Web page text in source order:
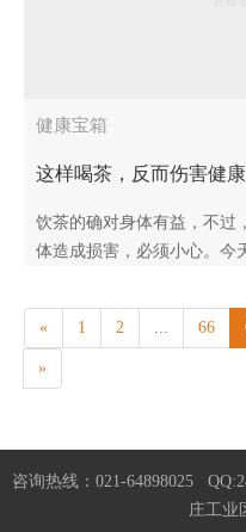
健康宝箱
这样喝茶，反而伤害健康
饮茶的确对身体有益，不过
体造成损害，必须小心。今
直入脘腹，有..
«
1 2 ... 66
»
咨询热线：021-64898025
庄工业